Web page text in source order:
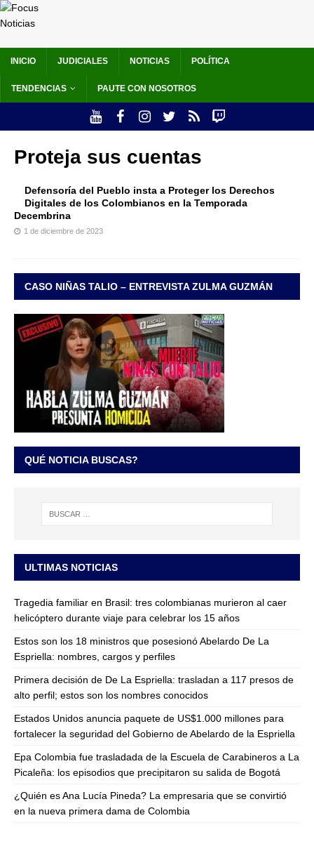
INICIO JUDICIALES NOTICIAS POLÍTICA
TENDENCIAS PAUTE CON NOSOTROS
Proteja sus cuentas
Defensoría del Pueblo insta a Proteger los Derechos
Digitales de los Colombianos en la Temporada
Decembrina
1 de diciembre de 2023
CASO NIÑAS TALIO – ENTREVISTA ZULMA GUZMÁN
QUÉ NOTICIA BUSCAS?
ULTIMAS NOTICIAS
Tragedia familiar en Brasil: tres colombianas murieron al caer
helicóptero durante viaje para celebrar los 15 años
Estos son los 18 ministros que posesionó Abelardo De La
Espriella: nombres, cargos y perfiles
Primera decisión de De La Espriella: trasladan a 117 presos de
alto perfil; estos son los nombres conocidos
Estados Unidos anuncia paquete de US$1.000 millones para
fortalecer la seguridad del Gobierno de Abelardo de la Espriella
Epa Colombia fue trasladada de la Escuela de Carabineros a La
Picaleña: los episodios que precipitaron su salida de Bogotá
¿Quién es Ana Lucía Pineda? La empresaria que se convirtió
en la nueva primera dama de Colombia